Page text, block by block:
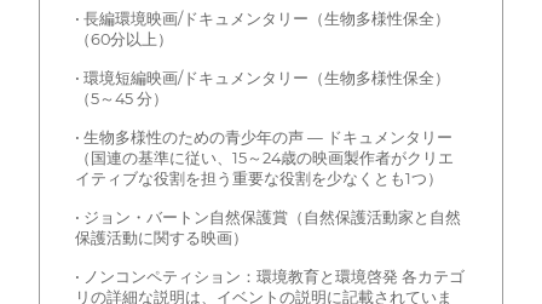
• 長編環境映画/ドキュメンタリー（生物多様性保全）
（60分以上）
• 環境短編映画/ドキュメンタリー（生物多様性保全）
（5～45 分）
• 生物多様性のための青少年の声 — ドキュメンタリー
（国連の基準に従い、15～24歳の映画製作者がクリエ
イティブな役割を担う重要な役割を少なくとも1つ）
• ジョン・バートン自然保護賞（自然保護活動家と自然
保護活動に関する映画）
• ノンコンペティション：環境教育と環境啓発 各カテゴ
リの詳細な説明は、イベントの説明に記載されていま